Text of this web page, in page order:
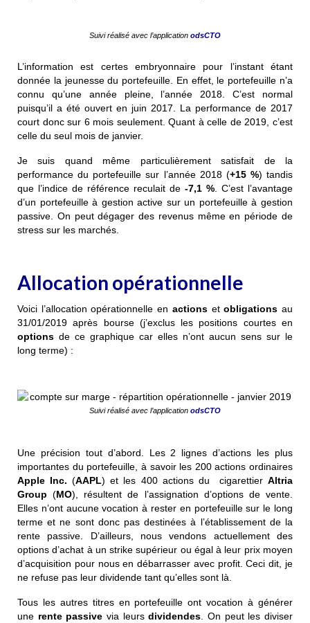
Suivi réalisé avec l’application odsCTO
L’information est certes embryonnaire pour l’instant étant
donnée la jeunesse du portefeuille. En effet, le portefeuille n’a
connu qu’une année pleine, l’année 2018. C’est normal
puisqu’il a été ouvert en juin 2017. La performance de 2017
court donc sur 6 mois seulement. Quant à celle de 2019, c’est
celle du seul mois de janvier.
Je suis quand même particulièrement satisfait de la
performance du portefeuille sur l’année 2018 (+15 %) tandis
que l’indice de référence reculait de -7,1 % . C’est l’avantage
d’un portefeuille à gestion active sur un portefeuille à gestion
passive. On peut dégager des revenus même en période de
stress sur les marchés.
Allocation opérationnelle
Voici l’allocation opérationnelle en actionsetobligations au
31/01/2019 après bourse (j’exclus les positions courtes en
options de ce graphique car elles n’ont aucun sens sur le
long terme) :
Suivi réalisé avec l’application odsCTO
Une précision tout d’abord. Les 2 lignes d’actions les plus
importantes du portefeuille, à savoir les 200 actions ordinaires
Apple Inc. (AAPL) et les 400 actions du cigarettierAltria
Group (MO), résultent de l’assignation d’options de vente.
Elles n’ont aucune vocation à rester en portefeuille sur le long
terme et ne sont donc pas destinées à l’établissement de la
rente passive. D’ailleurs, nous vendons actuellement des
options d’achat à un strike supérieur ou égal à leur prix moyen
d’acquisition pour nous en débarrasser avec profit. Ceci dit, je
ne refuse pas leur dividende tant qu’elles sont là.
Tous les autres titres en portefeuille ont vocation à générer
une rente passive via leursdividendes . On peut les diviser